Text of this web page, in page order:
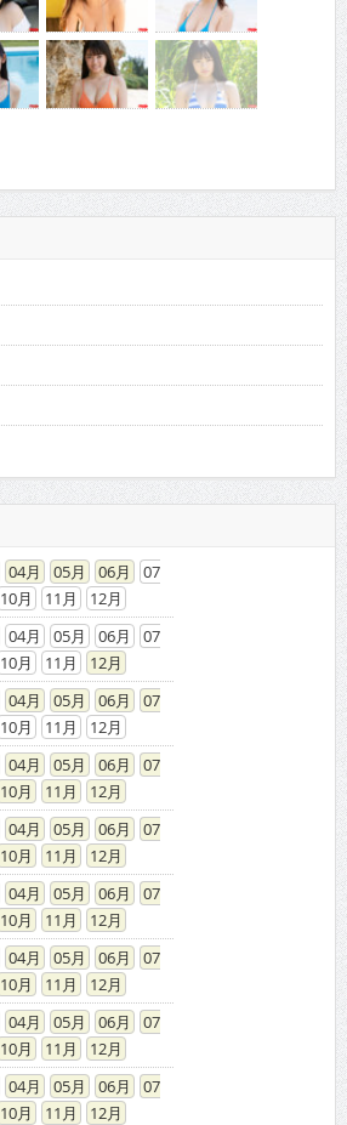
04 05 06
07
10 11
12
04 05 06
07
10 11
12
04 05 06
07
10 11
12
04 05 06
07
10 11
12
04 05 06
07
10 11
12
04 05 06
07
10 11
12
04 05 06
07
10 11
12
04 05 06
07
10 11
12
04 05 06
07
10 11
12